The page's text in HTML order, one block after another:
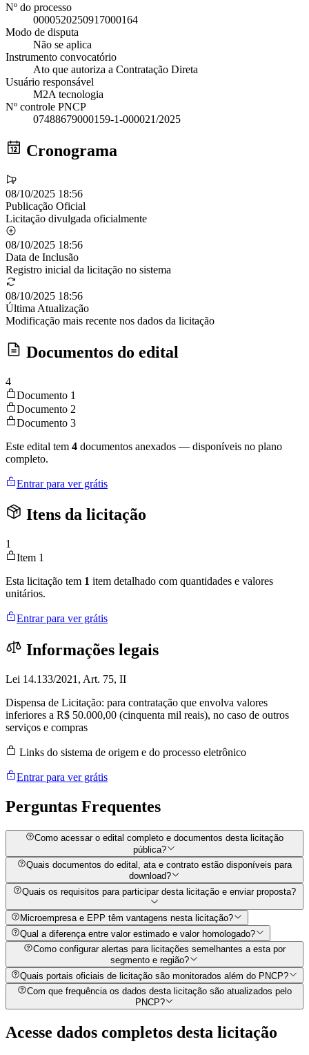
Nº do processo
0000520250917000164
Modo de disputa
Não se aplica
Instrumento convocatório
Ato que autoriza a Contratação Direta
Usuário responsável
M2A tecnologia
Nº controle PNCP
07488679000159-1-000021/2025
Cronograma
08/10/2025 18:56
Publicação Oficial
Licitação divulgada oficialmente
08/10/2025 18:56
Data de Inclusão
Registro inicial da licitação no sistema
08/10/2025 18:56
Última Atualização
Modificação mais recente nos dados da licitação
Documentos do edital
4
Documento 1
Documento 2
Documento 3
Este edital tem 4 documentos anexados — disponíveis no plano
completo.
Entrar para ver grátis
Itens da licitação
1
Item 1
Esta licitação tem 1 item detalhado com quantidades e valores
unitários.
Entrar para ver grátis
Informações legais
Lei 14.133/2021, Art. 75, II
Dispensa de Licitação: para contratação que envolva valores
inferiores a R$ 50.000,00 (cinquenta mil reais), no caso de outros
serviços e compras
Links do sistema de origem e do processo eletrônico
Entrar para ver grátis
Perguntas Frequentes
Como acessar o edital completo e documentos desta licitação
pública?
Quais documentos do edital, ata e contrato estão disponíveis para
download?
Quais os requisitos para participar desta licitação e enviar proposta?
Microempresa e EPP têm vantagens nesta licitação?
Qual a diferença entre valor estimado e valor homologado?
Como configurar alertas para licitações semelhantes a esta por
segmento e região?
Quais portais oficiais de licitação são monitorados além do PNCP?
Com que frequência os dados desta licitação são atualizados pelo
PNCP?
Acesse dados completos desta licitação